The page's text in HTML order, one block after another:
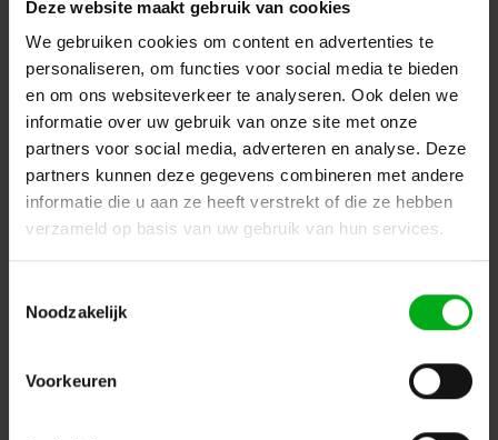
Deze website maakt gebruik van cookies
We gebruiken cookies om content en advertenties te
personaliseren, om functies voor social media te bieden
en om ons websiteverkeer te analyseren. Ook delen we
informatie over uw gebruik van onze site met onze
partners voor social media, adverteren en analyse. Deze
partners kunnen deze gegevens combineren met andere
informatie die u aan ze heeft verstrekt of die ze hebben
verzameld op basis van uw gebruik van hun services.
Noodzakelijk
Voorkeuren
Terug naar vorige pagina
Dé specialist podiumtechniek; van schets naar uitvoering
Kleine Tocht 32 1507 CA
Zaandam
+ 31 85 40 15 92 9
info@podiumtechniek.nl
Volg ons op Facebook
Volg ons op Instagram
Volg ons op Linkedin